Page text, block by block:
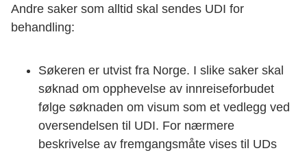
Andre saker som alltid skal sendes UDI for
behandling:
Søkeren er utvist fra Norge. I slike saker skal
søknad om opphevelse av innreiseforbudet
følge søknaden om visum som et vedlegg ved
oversendelsen til UDI. For nærmere
beskrivelse av fremgangsmåte vises til UDs